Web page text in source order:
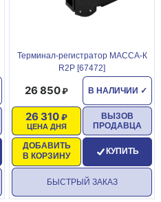
Терминал-регистратор МАССА-К
R2P [67472]
В НАЛИЧИИ ✓
26 850
ЦЕНА ДНЯ
26 310
ДОБАВИТЬ
В КОРЗИНУ
ВЫЗОВ
ПРОДАВЦА
КУПИТЬ
БЫСТРЫЙ ЗАКАЗ